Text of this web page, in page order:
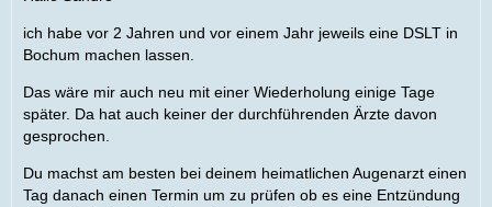
ich habe vor 2 Jahren und vor einem Jahr jeweils eine DSLT in
Bochum machen lassen.
Das wäre mir auch neu mit einer Wiederholung einige Tage
später. Da hat auch keiner der durchführenden Ärzte davon
gesprochen.
Du machst am besten bei deinem heimatlichen Augenarzt einen
Tag danach einen Termin um zu prüfen ob es eine Entzündung